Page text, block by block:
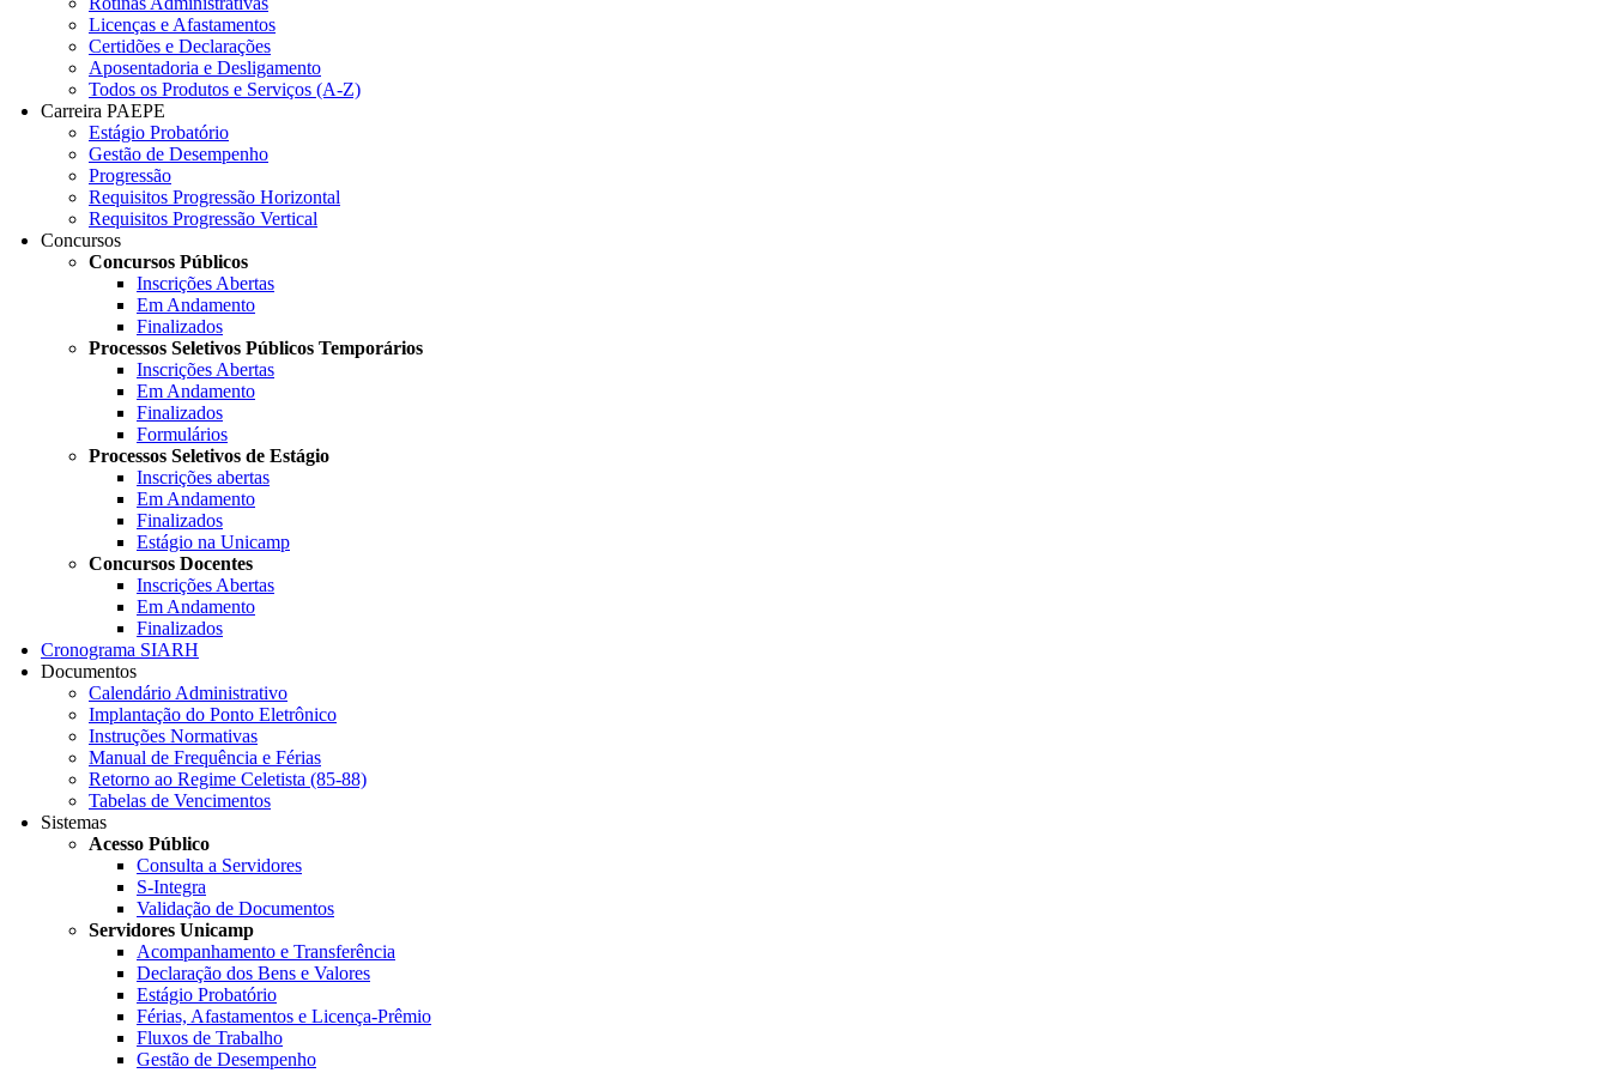
Licenças e Afastamentos
Certidões e Declarações
Aposentadoria e Desligamento
Todos os Produtos e Serviços (A-Z)
Carreira PAEPE
Estágio Probatório
Gestão de Desempenho
Progressão
Requisitos Progressão Horizontal
Requisitos Progressão Vertical
Concursos
Concursos Públicos
Inscrições Abertas
Em Andamento
Finalizados
Processos Seletivos Públicos Temporários
Inscrições Abertas
Em Andamento
Finalizados
Formulários
Processos Seletivos de Estágio
Inscrições abertas
Em Andamento
Finalizados
Estágio na Unicamp
Concursos Docentes
Inscrições Abertas
Em Andamento
Finalizados
Cronograma SIARH
Documentos
Calendário Administrativo
Implantação do Ponto Eletrônico
Instruções Normativas
Manual de Frequência e Férias
Retorno ao Regime Celetista (85-88)
Tabelas de Vencimentos
Sistemas
Acesso Público
Consulta a Servidores
S-Integra
Validação de Documentos
Servidores Unicamp
Acompanhamento e Transferência
Declaração dos Bens e Valores
Estágio Probatório
Férias, Afastamentos e Licença-Prêmio
Fluxos de Trabalho
Gestão de Desempenho